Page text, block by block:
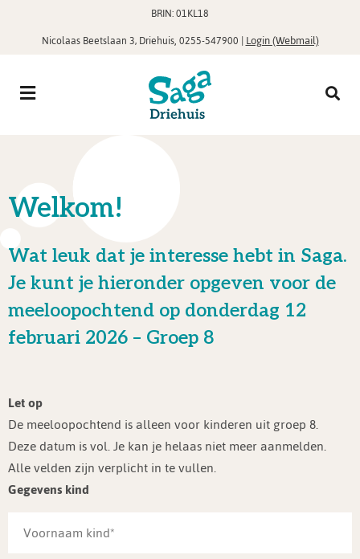
BRIN: 01KL18
Nicolaas Beetslaan 3, Driehuis,0255-547900 |Login (Webmail)
Welkom!
Wat leuk dat je interesse hebt in Saga.
Je kunt je hieronder opgeven voor de
meeloopochtend op donderdag 12
februari 2026 – Groep 8
Let op
De meeloopochtend is alleen voor kinderen uit groep 8.
Deze datum is vol. Je kan je helaas niet meer aanmelden.
Alle velden zijn verplicht in te vullen.
Gegevens kind